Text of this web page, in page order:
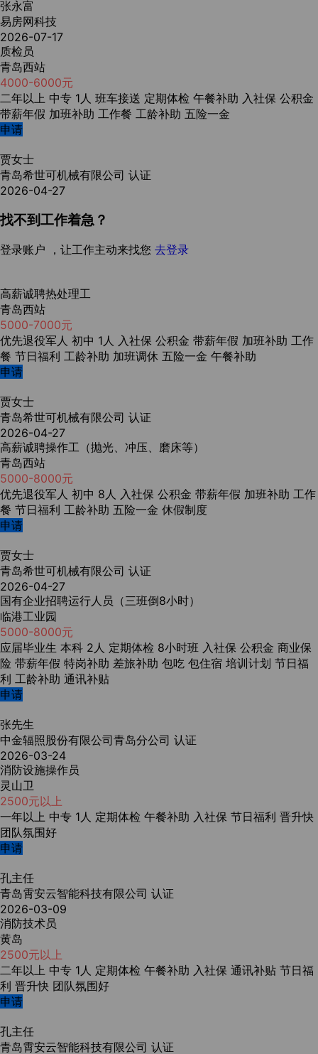
张永富
易房网科技
2026-07-17
质检员
青岛西站
4000-6000元
二年以上 中专 1人 班车接送 定期体检 午餐补助 入社保 公积金
带薪年假 加班补助 工作餐 工龄补助 五险一金
申请
贾女士
青岛希世可机械有限公司 认证
2026-04-27
找不到工作着急？
登录账户 ，让工作主动来找您 去登录
高薪诚聘热处理工
青岛西站
5000-7000元
优先退役军人 初中 1人 入社保 公积金 带薪年假 加班补助 工作
餐 节日福利 工龄补助 加班调休 五险一金 午餐补助
申请
贾女士
青岛希世可机械有限公司 认证
2026-04-27
高薪诚聘操作工（抛光、冲压、磨床等）
青岛西站
5000-8000元
优先退役军人 初中 8人 入社保 公积金 带薪年假 加班补助 工作
餐 节日福利 工龄补助 五险一金 休假制度
申请
贾女士
青岛希世可机械有限公司 认证
2026-04-27
国有企业招聘运行人员（三班倒8小时）
临港工业园
5000-8000元
应届毕业生 本科 2人 定期体检 8小时班 入社保 公积金 商业保
险 带薪年假 特岗补助 差旅补助 包吃 包住宿 培训计划 节日福
利 工龄补助 通讯补贴
申请
张先生
中金辐照股份有限公司青岛分公司 认证
2026-03-24
消防设施操作员
灵山卫
2500元以上
一年以上 中专 1人 定期体检 午餐补助 入社保 节日福利 晋升快
团队氛围好
申请
孔主任
青岛霄安云智能科技有限公司 认证
2026-03-09
消防技术员
黄岛
2500元以上
二年以上 中专 1人 定期体检 午餐补助 入社保 通讯补贴 节日福
利 晋升快 团队氛围好
申请
孔主任
青岛霄安云智能科技有限公司 认证